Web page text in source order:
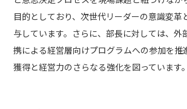
目的としており、次世代リーダーの意識変革
与しています。さらに、部長に対しては、外
携による経営層向けプログラムへの参加を推
獲得と経営力のさらなる強化を図っています。